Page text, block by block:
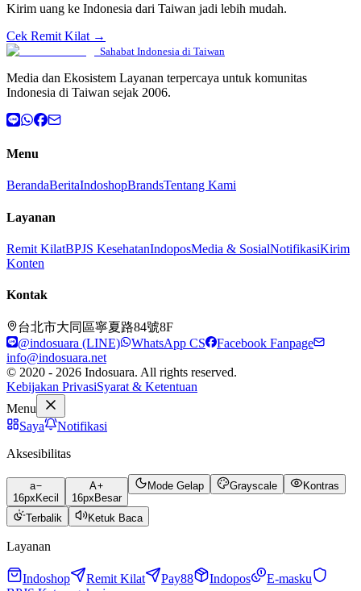
Kirim uang ke Indonesia dari Taiwan jadi lebih mudah.
Cek Remit Kilat →
Sahabat Indonesia di Taiwan
Media dan Ekosistem Layanan terpercaya untuk komunitas
Indonesia di Taiwan sejak 2006.
Menu
BerandaBeritaIndoshopBrandsTentang Kami
Layanan
Remit KilatBPJS KesehatanIndoposMedia & SosialNotifikasiKirim
Konten
Kontak
台北市大同區寧夏路84號8F
@indosuara (LINE)
WhatsApp CS
Facebook Fanpage
info@indosuara.net
© 2020 - 2026 Indosuara. All rights reserved.
Kebijakan PrivasiSyarat & Ketentuan
Menu
Saya
Notifikasi
Aksesibilitas
a
16px Kecil
A
16px Besar
Mode Gelap Grayscale Kontras
Terbalik Ketuk Baca
Layanan
Indoshop Remit Kilat Pay88 Indopos
E-masku